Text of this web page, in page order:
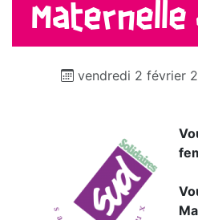
Maternelle
vendredi 2 février